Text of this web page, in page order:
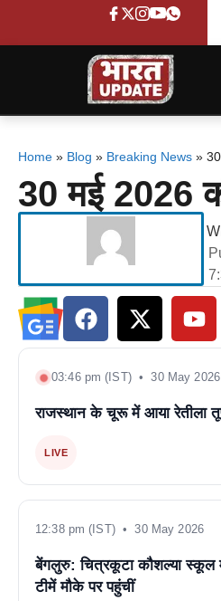
Home » Blog » Breaking News »
30 मई 2026
03:46 pm (IST) • 30 May 2026
राजस्थान के चूरू में आया रेतीला
LIVE
12:38 pm (IST) • 30 May 2026
बेंगलुरु: चित्रकूटा कौशल्या
टीमें मौके पर पहुंचीं